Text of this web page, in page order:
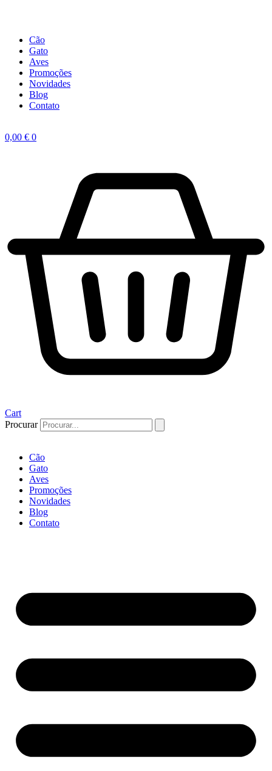
Cão
Gato
Aves
Promoções
Novidades
Blog
Contato
0,00 € 0
Cart
Procurar
Cão
Gato
Aves
Promoções
Novidades
Blog
Contato